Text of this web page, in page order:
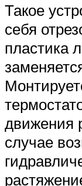
Такое
себя
пластика
движения
случае